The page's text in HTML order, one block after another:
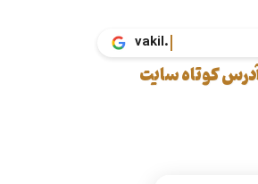
vakil.tax
کوتاه سایت